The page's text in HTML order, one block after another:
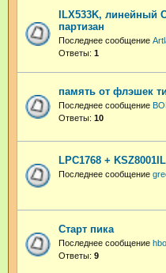
ILX533K, линейный
партизан
Последнее сообщение
Ответы: 1
память от флэшек
Последнее сообщение
Ответы: 10
LPC1768 + KSZ8001IL
Последнее сообщение
Старт пика
Последнее сообщение
Ответы: 9